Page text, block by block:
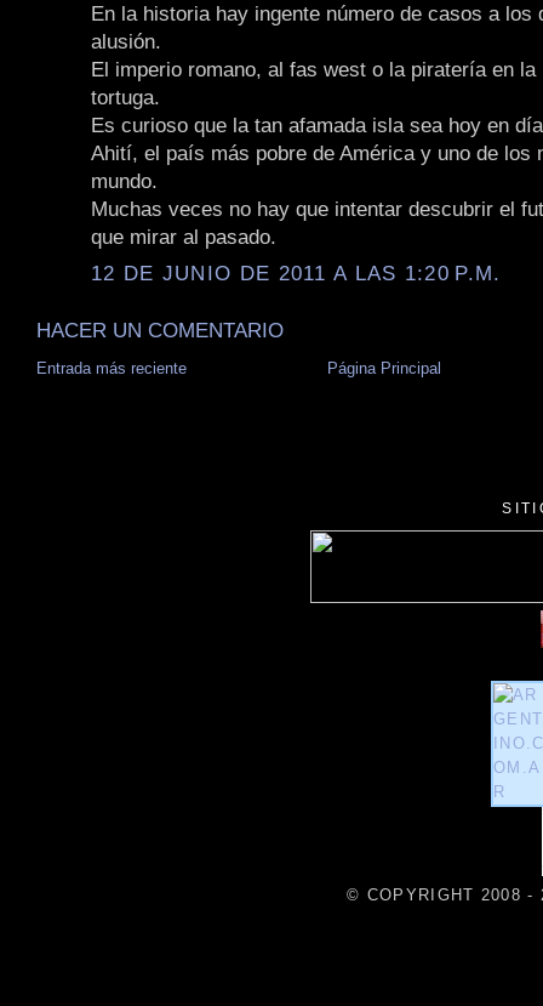
En la historia hay ingente número de casos a los
alusión.
El imperio romano, al fas west o la piratería en la
tortuga.
Es curioso que la tan afamada isla sea hoy en
Ahití, el país más pobre de América y uno de los
mundo.
Muchas veces no hay que intentar descubrir el
que mirar al pasado.
12 DE JUNIO DE 2011 A LAS 1:20 P.M.
HACER UN COMENTARIO
Entrada más reciente Página Principal
© COPYRIGHT 2008